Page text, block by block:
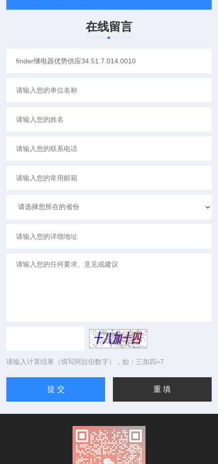
在线留言
请输入计算结果（填写阿拉伯数字），如：三加四=7